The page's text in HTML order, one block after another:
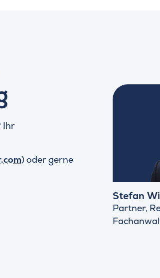
Ihr
) oder gerne
Stefan
Partner,